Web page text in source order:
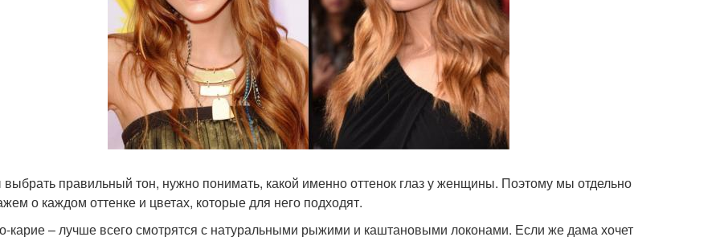
правильный тон, нужно понимать, какой именно оттенок глаз у женщины. Поэтому мы отдельно
о каждом оттенке и цветах, которые для него подходят.
карие – лучше всего смотрятся с натуральными рыжими и каштановыми локонами. Если же дама хочет